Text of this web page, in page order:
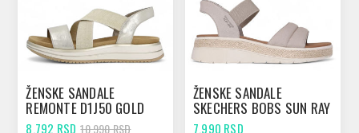
ŽENSKE SANDALE
REMONTE D1J50 GOLD
8.792 RSD 10.990 RSD
ŽENSKE SANDALE
SKECHERS BOBS SUN RAY
TAUPE
7.990 RSD